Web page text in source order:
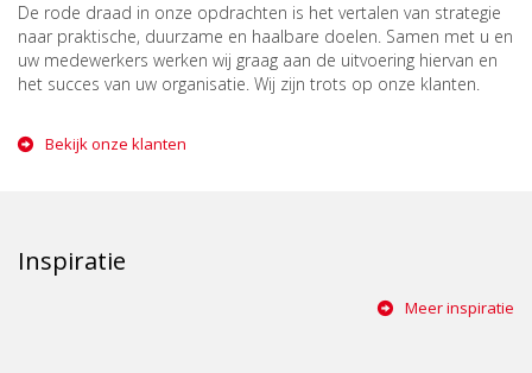
De rode draad in onze opdrachten is het vertalen van strategie
naar praktische, duurzame en haalbare doelen. Samen met u en
uw medewerkers werken wij graag aan de uitvoering hiervan en
het succes van uw organisatie. Wij zijn trots op onze klanten.
Bekijk onze klanten
Inspiratie
Meer inspiratie